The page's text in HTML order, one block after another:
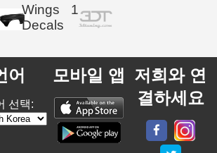
Wings
Decals
1
어
선택:
모바일 앱 저희와 연
결하세요